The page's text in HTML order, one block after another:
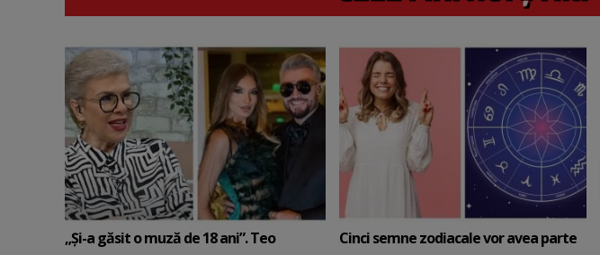
„Și-a găsit o muză de 18 ani”. Teo
Cinci semne zodiacale vor avea parte